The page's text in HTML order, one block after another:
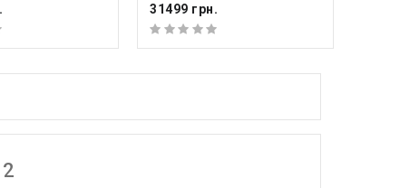
31499 грн.